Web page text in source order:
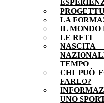
LA
IL MONDO
LE RETI
TEMPO
CHI PUÒ
FARLO?
UNO